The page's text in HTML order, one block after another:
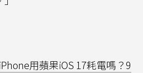
用蘋果iOS 17耗電嗎？9